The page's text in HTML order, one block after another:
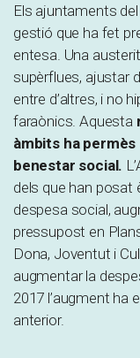
Els ajuntaments
gestió que ha fet
entesa. Una
supèrflues, ajustar
entre d’altres, i no
faraònics. Aquesta
àmbits ha
benestar social.
dels que han posat
despesa social,
pressupost en
Dona, Joventut i
augmentar la
2017 l’augment ha
anterior.